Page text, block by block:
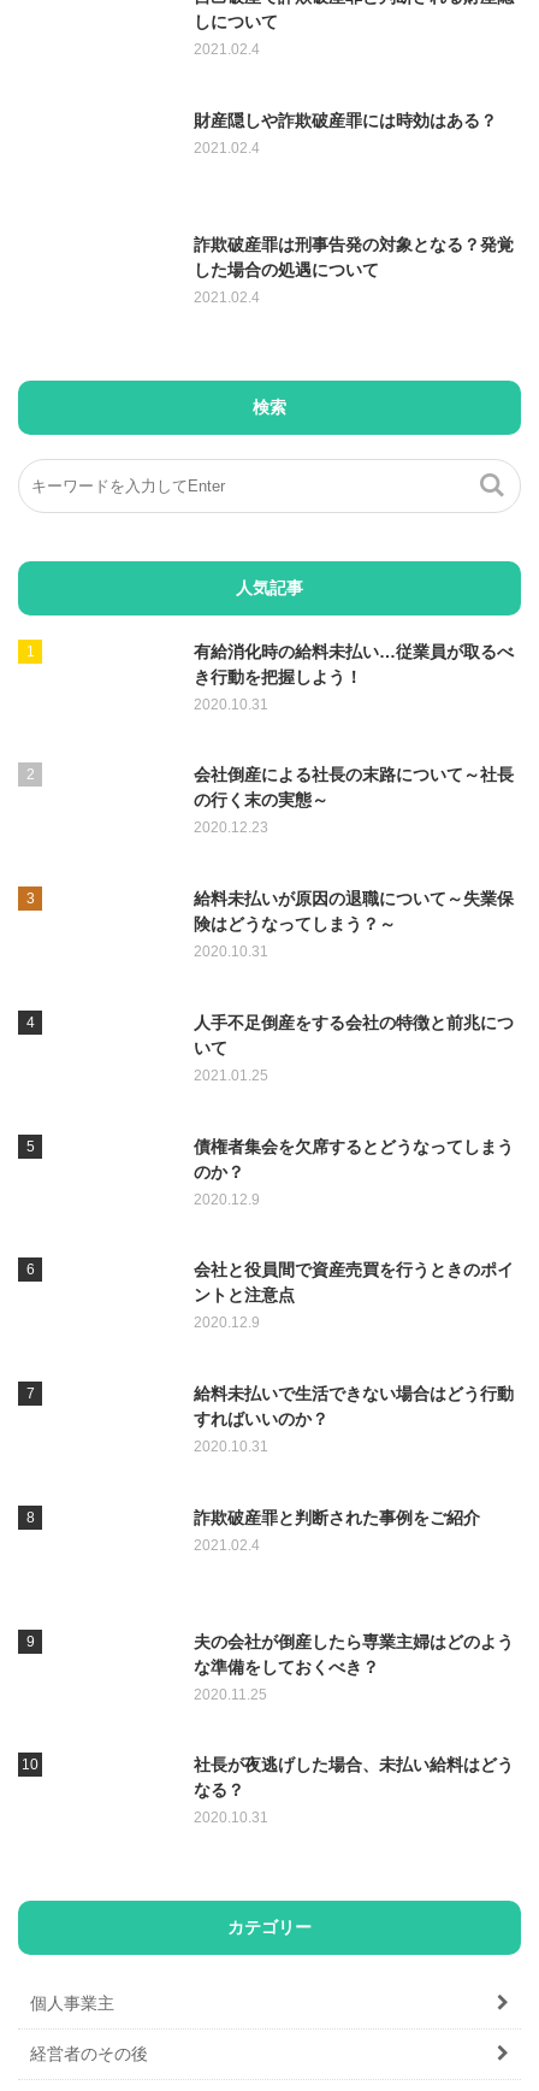
しについて
2021.02.4
財産隠しや詐欺破産罪には時効はある？
2021.02.4
詐欺破産罪は刑事告発の対象となる？発覚
した場合の処遇について
2021.02.4
検索
人気記事
有給消化時の給料未払い…従業員が取るべ
き行動を把握しよう！
2020.10.31
会社倒産による社長の末路について～社長
の行く末の実態～
2020.12.23
給料未払いが原因の退職について～失業保
険はどうなってしまう？～
2020.10.31
人手不足倒産をする会社の特徴と前兆につ
いて
2021.01.25
債権者集会を欠席するとどうなってしまう
のか？
2020.12.9
会社と役員間で資産売買を行うときのポイ
ントと注意点
2020.12.9
給料未払いで生活できない場合はどう行動
すればいいのか？
2020.10.31
詐欺破産罪と判断された事例をご紹介
2021.02.4
夫の会社が倒産したら専業主婦はどのよう
な準備をしておくべき？
2020.11.25
社長が夜逃げした場合、未払い給料はどう
なる？
2020.10.31
カテゴリー
個人事業主
経営者のその後